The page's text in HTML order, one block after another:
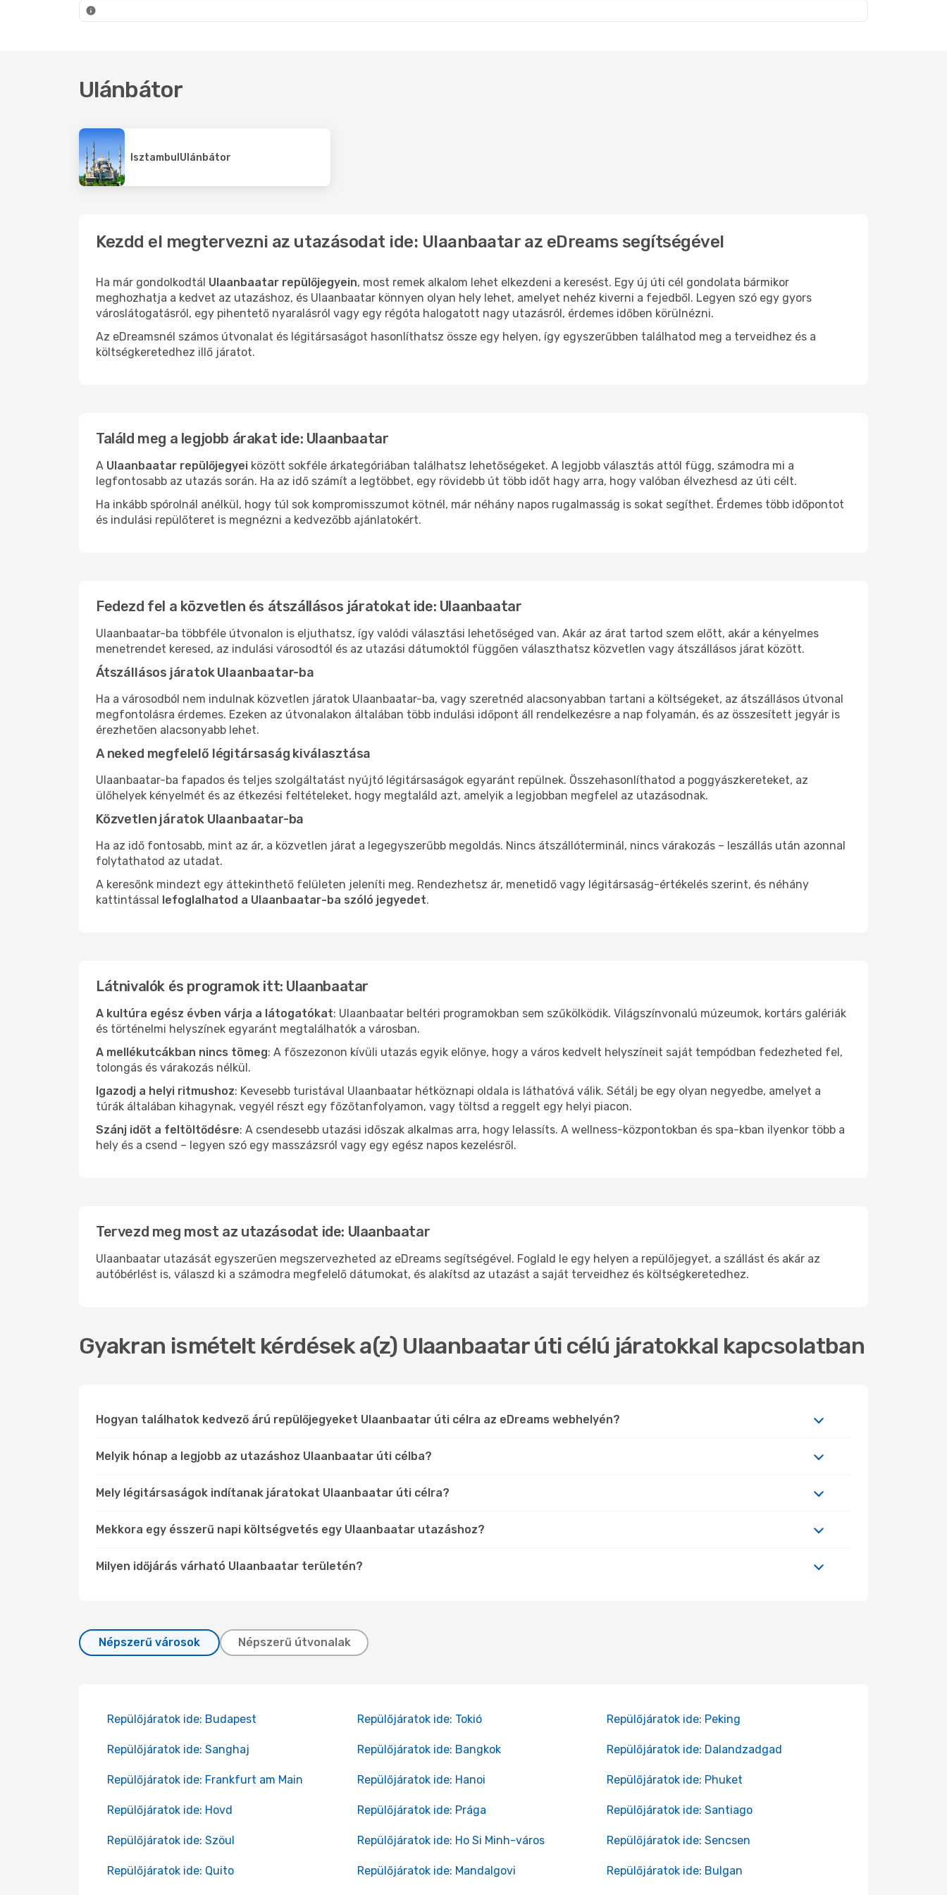
- Budapest
Ulánbátor
Isztambul Ulánbátor
Kezdd el megtervezni az utazásodat ide: Ulaanbaatar az eDreams segítségével
Ha már gondolkodtál Ulaanbaatar repülőjegyein, most remek alkalom lehet elkezdeni a keresést. Egy új úti cél gondolata bármikor
meghozhatja a kedvet az utazáshoz, és Ulaanbaatar könnyen olyan hely lehet, amelyet nehéz kiverni a fejedből. Legyen szó egy gyors
városlátogatásról, egy pihentető nyaralásról vagy egy régóta halogatott nagy utazásról, érdemes időben körülnézni.
Az eDreamsnél számos útvonalat és légitársaságot hasonlíthatsz össze egy helyen, így egyszerűbben találhatod meg a terveidhez és a
költségkeretedhez illő járatot.
Találd meg a legjobb árakat ide: Ulaanbaatar
A Ulaanbaatar repülőjegyei között sokféle árkategóriában találhatsz lehetőségeket. A legjobb választás attól függ, számodra mi a
legfontosabb az utazás során. Ha az idő számít a legtöbbet, egy rövidebb út több időt hagy arra, hogy valóban élvezhesd az úti célt.
Ha inkább spórolnál anélkül, hogy túl sok kompromisszumot kötnél, már néhány napos rugalmasság is sokat segíthet. Érdemes több időpontot
és indulási repülőteret is megnézni a kedvezőbb ajánlatokért.
Fedezd fel a közvetlen és átszállásos járatokat ide: Ulaanbaatar
Ulaanbaatar-ba többféle útvonalon is eljuthatsz, így valódi választási lehetőséged van. Akár az árat tartod szem előtt, akár a kényelmes
menetrendet keresed, az indulási városodtól és az utazási dátumoktól függően választhatsz közvetlen vagy átszállásos járat között.
Átszállásos járatok Ulaanbaatar-ba
Ha a városodból nem indulnak közvetlen járatok Ulaanbaatar-ba, vagy szeretnéd alacsonyabban tartani a költségeket, az átszállásos útvonal
megfontolásra érdemes. Ezeken az útvonalakon általában több indulási időpont áll rendelkezésre a nap folyamán, és az összesített jegyár is
érezhetően alacsonyabb lehet.
A neked megfelelő légitársaság kiválasztása
Ulaanbaatar-ba fapados és teljes szolgáltatást nyújtó légitársaságok egyaránt repülnek. Összehasonlíthatod a poggyászkereteket, az
ülőhelyek kényelmét és az étkezési feltételeket, hogy megtaláld azt, amelyik a legjobban megfelel az utazásodnak.
Közvetlen járatok Ulaanbaatar-ba
Ha az idő fontosabb, mint az ár, a közvetlen járat a legegyszerűbb megoldás. Nincs átszállóterminál, nincs várakozás – leszállás után azonnal
folytathatod az utadat.
A keresőnk mindezt egy áttekinthető felületen jeleníti meg. Rendezhetsz ár, menetidő vagy légitársaság-értékelés szerint, és néhány
kattintással lefoglalhatod a Ulaanbaatar-ba szóló jegyedet.
Látnivalók és programok itt: Ulaanbaatar
A kultúra egész évben várja a látogatókat: Ulaanbaatar beltéri programokban sem szűkölködik. Világszínvonalú múzeumok, kortárs galériák
és történelmi helyszínek egyaránt megtalálhatók a városban.
A mellékutcákban nincs tömeg: A főszezonon kívüli utazás egyik előnye, hogy a város kedvelt helyszíneit saját tempódban fedezheted fel,
tolongás és várakozás nélkül.
Igazodj a helyi ritmushoz: Kevesebb turistával Ulaanbaatar hétköznapi oldala is láthatóvá válik. Sétálj be egy olyan negyedbe, amelyet a
túrák általában kihagynak, vegyél részt egy főzőtanfolyamon, vagy töltsd a reggelt egy helyi piacon.
Szánj időt a feltöltődésre: A csendesebb utazási időszak alkalmas arra, hogy lelassíts. A wellness-központokban és spa-kban ilyenkor több a
hely és a csend – legyen szó egy masszázsról vagy egy egész napos kezelésről.
Tervezd meg most az utazásodat ide: Ulaanbaatar
Ulaanbaatar utazását egyszerűen megszervezheted az eDreams segítségével. Foglald le egy helyen a repülőjegyet, a szállást és akár az
autóbérlést is, válaszd ki a számodra megfelelő dátumokat, és alakítsd az utazást a saját terveidhez és költségkeretedhez.
Gyakran ismételt kérdések a(z) Ulaanbaatar úti célú járatokkal kapcsolatban
Hogyan találhatok kedvező árú repülőjegyeket Ulaanbaatar úti célra az eDreams webhelyén?
Melyik hónap a legjobb az utazáshoz Ulaanbaatar úti célba?
Mely légitársaságok indítanak járatokat Ulaanbaatar úti célra?
Mekkora egy ésszerű napi költségvetés egy Ulaanbaatar utazáshoz?
Milyen időjárás várható Ulaanbaatar területén?
Népszerű városok Népszerű útvonalak
Repülőjáratok ide: Budapest Repülőjáratok ide: Tokió Repülőjáratok ide: Peking
Repülőjáratok ide: Sanghaj Repülőjáratok ide: Bangkok Repülőjáratok ide: Dalandzadgad
Repülőjáratok ide: Frankfurt am Main Repülőjáratok ide: Hanoi Repülőjáratok ide: Phuket
Repülőjáratok ide: Hovd Repülőjáratok ide: Prága Repülőjáratok ide: Santiago
Repülőjáratok ide: Szöul Repülőjáratok ide: Ho Si Minh-város Repülőjáratok ide: Sencsen
Repülőjáratok ide: Quito Repülőjáratok ide: Mandalgovi Repülőjáratok ide: Bulgan